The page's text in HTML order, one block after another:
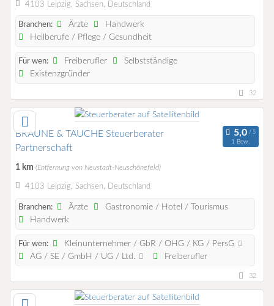
4103 Leipzig, Sachsen, Deutschland
Branchen: Ärzte
Handwerk
Heilberufe / Pflege / Gesundheit
Für wen: Freiberufler
Selbstständige
Existenzgründer
32
BRAUNE & TAUCHE Steuerberater
Partnerschaft
1 Bew.
1 km (Entfernung von Neustadt-Neuschönefeld)
4103 Leipzig, Sachsen, Deutschland
Branchen: Ärzte
Gastronomie / Hotel / Tourismus
Handwerk
Für wen:
Kleinunternehmer / GbR / OHG / KG / PersG
AG / SE / GmbH / UG / Ltd.
Freiberufler
32